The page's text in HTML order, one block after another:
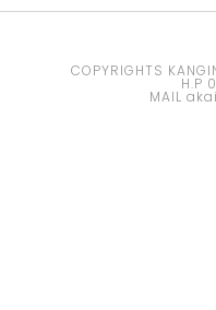
COPYRIGHTS
H.P
MAIL